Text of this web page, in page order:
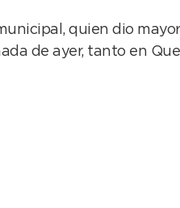
quien dio
de ayer, tanto en